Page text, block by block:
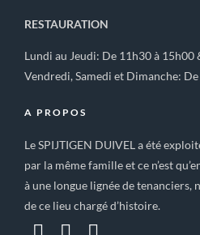
RESTAURATION
Lundi au Jeudi: De 11h30 à 15h00
Vendredi, Samedi et Dimanche:
A PROPOS
Le SPIJTIGEN DUIVEL a été
par la même famille et ce n’est
à une longue lignée de tenanciers,
de ce lieu chargé d’histoire.